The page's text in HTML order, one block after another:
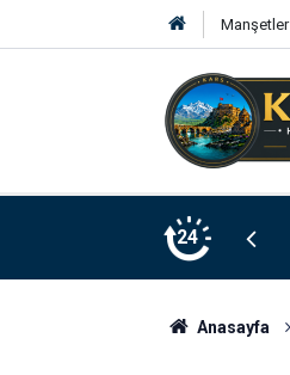
Manşetler
24
ilginç kavgası kamerada
Anasayfa